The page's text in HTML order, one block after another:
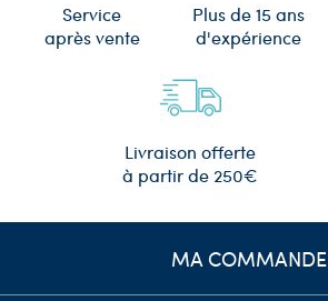
Service
après vente
Plus de 15 ans
d'expérience
Livraison offerte
à partir de 250€
MA COMMANDE